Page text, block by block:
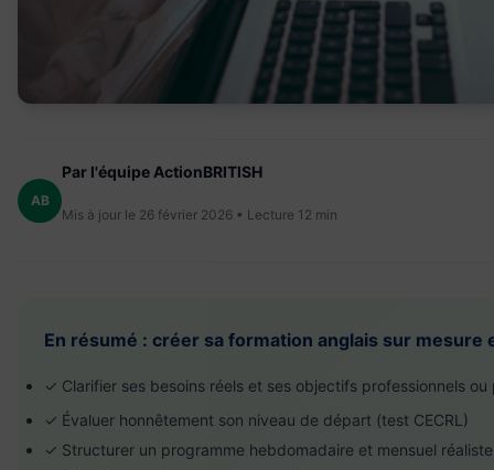
AB
Par l'équipe ActionBRITISH
Mis à jour le 26 février 2026 • Lecture 12 min
En résumé : créer sa formation anglais sur mesure
✓ Clarifier ses besoins réels et ses objectifs professionnels ou
✓ Évaluer honnêtement son niveau de départ (test CECRL)
✓ Structurer un programme hebdomadaire et mensuel réaliste